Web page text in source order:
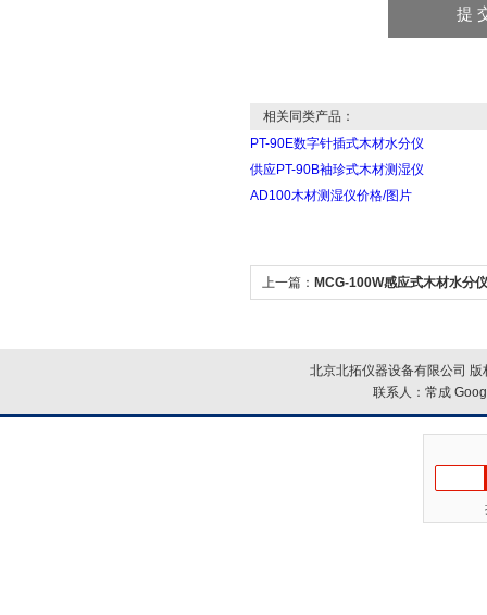
相关同类产品：
PT-90E数字针插式木材水分仪
供应PT-90B袖珍式木材测湿仪
AD100木材测湿仪价格/图片
上一篇： MCG-100W感应式木材水分仪
北京北拓仪器设备有限公司
联系人：常成